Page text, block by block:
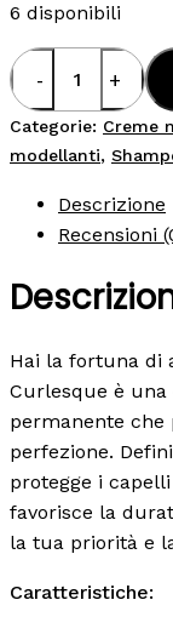
6 disponibili
TIGI
Catwalk
Curlesque
150
quantità
Categorie: Creme
modellanti,
Descrizione
Recensioni
Hai la fortuna di
Curlesque è
permanente
perfezione.
protegge i
favorisce la
la tua priorità e
Caratteristiche: